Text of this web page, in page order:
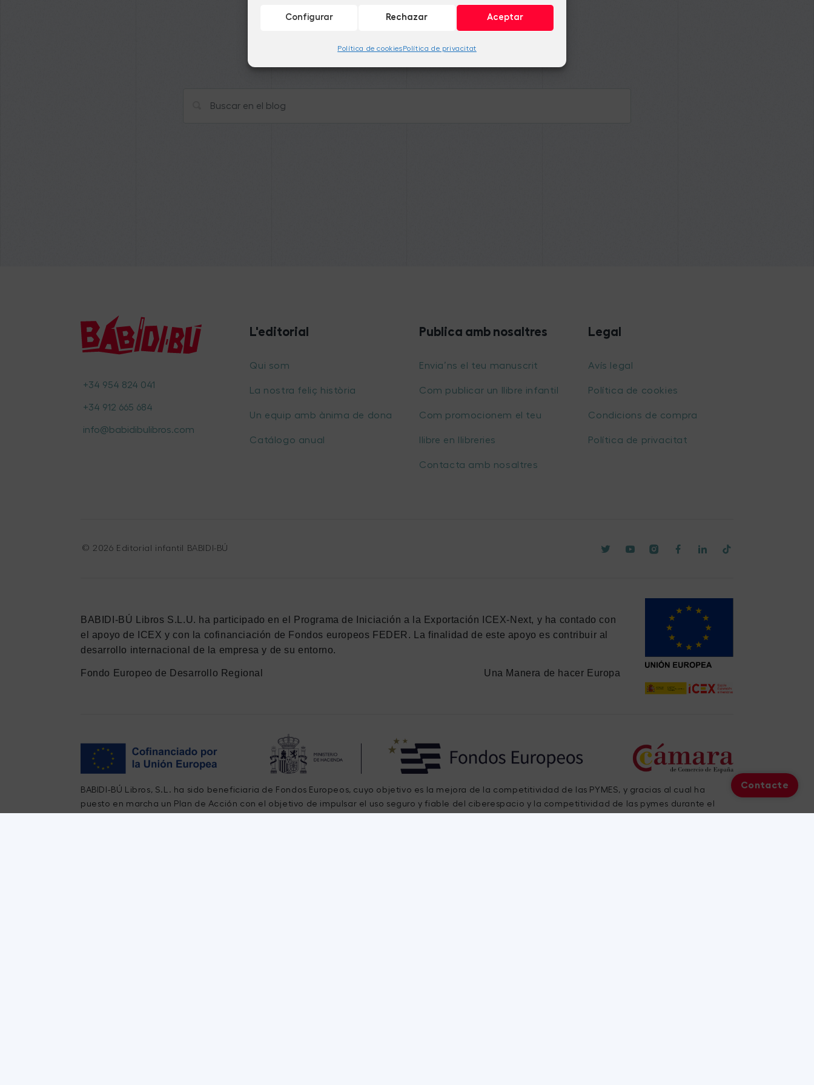
Aceptar
Rechazar
Configurar
Política de cookiesPolítica de privacitat
+34 954 824 041
+34 912 665 684
info@babidibulibros.com
L'editorial
Qui som
La nostra feliç història
Un equip amb ànima de dona
Catálogo anual
Publica amb nosaltres
Envia’ns el teu manuscrit
Com publicar un llibre infantil
Com promocionem el teu
llibre en llibreries
Contacta amb nosaltres
Legal
Avís legal
Política de cookies
Condicions de compra
Política de privacitat
© 2026 Editorial infantil BABIDI-BÚ
BABIDI-BÚ Libros S.L.U. ha participado en el Programa de Iniciación a la Exportación ICEX-Next, y ha contado con
el apoyo de ICEX y con la cofinanciación de Fondos europeos FEDER. La finalidad de este apoyo es contribuir al
desarrollo internacional de la empresa y de su entorno.
Fondo Europeo de Desarrollo Regional Una Manera de hacer Europa
BABIDI-BÚ Libros, S.L. ha sido beneficiaria de Fondos Europeos, cuyo objetivo es la mejora de la competitividad de las PYMES, y gracias al cual ha
puesto en marcha un Plan de Acción con el objetivo de impulsar el uso seguro y fiable del ciberespacio y la competitividad de las pymes durante el
Contacte